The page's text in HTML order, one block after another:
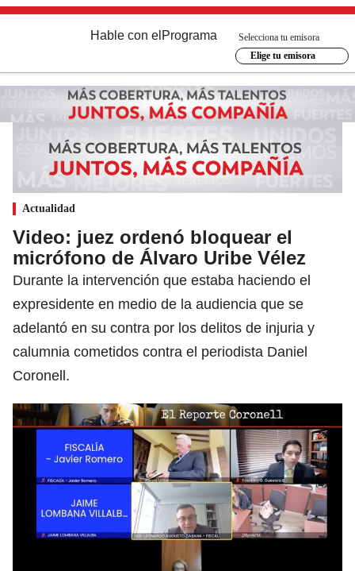
Hable con el Programa
Selecciona tu emisora
Elige tu emisora
Actualidad
Video: juez ordenó bloquear el
micrófono de Álvaro Uribe Vélez
Durante la intervención que estaba haciendo el
expresidente en medio de la audiencia que se
adelantó en su contra por los delitos de injuria y
calumnia cometidos contra el periodista Daniel
Coronell.